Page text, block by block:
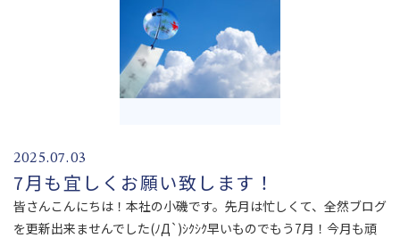
2025.07.03
7月も宜しくお願い致します！
皆さんこんにちは！本社の小磯です。先月は忙しくて、全然ブログ
を更新出来ませんでした(ﾉД`)ｼｸｼｸ早いものでもう7月！今月も頑